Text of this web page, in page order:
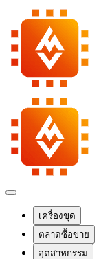
เครื่องขุด
ตลาดซื้อขาย
อุตสาหกรรม